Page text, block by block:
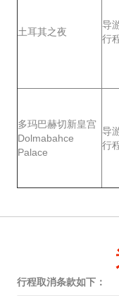
土耳其之夜
导
行
多玛巴赫切新皇宫
Dolmabahce
Palace
导
行
行程取消条款如下：